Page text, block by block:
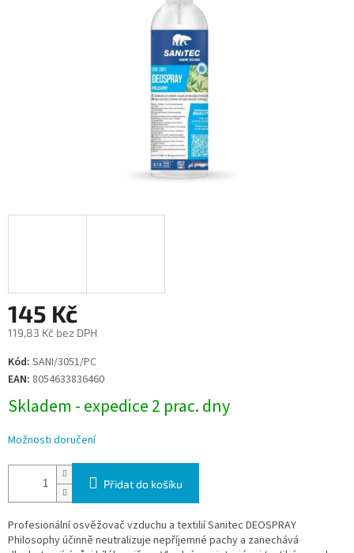
145 Kč
119,83 Kč bez DPH
Měrná
cena:
Kód: SANI/3051/PC
EAN: 8054633836460
Skladem - expedice 2 prac. dny
Možnosti doručení
Přidat do košíku
Profesionální osvěžovač vzduchu a textilií Sanitec DEOSPRAY
Philosophy účinně neutralizuje nepříjemné pachy a zanechává